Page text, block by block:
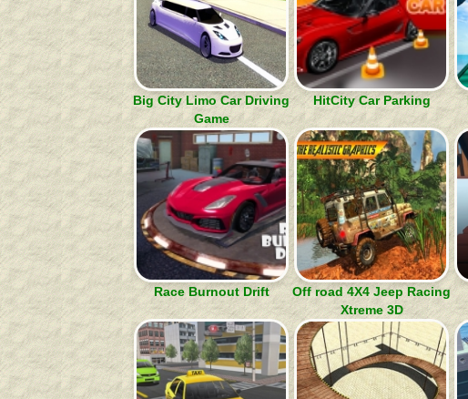
Big City Limo Car Driving
Game
HitCity Car Parking
Race Burnout Drift
Off road 4X4 Jeep Racing
Xtreme 3D